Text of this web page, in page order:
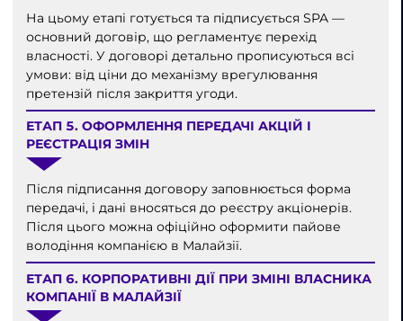
На цьому етапі готується та підписується SPA —
основний договір, що регламентує перехід
власності. У договорі детально прописуються всі
умови: від ціни до механізму врегулювання
претензій після закриття угоди.
ЕТАП 5. ОФОРМЛЕННЯ ПЕРЕДАЧІ АКЦІЙ І
РЕЄСТРАЦІЯ ЗМІН
Після підписання договору заповнюється форма
передачі, і дані вносяться до реєстру акціонерів.
Після цього можна офіційно оформити пайове
володіння компанією в Малайзії.
ЕТАП 6. КОРПОРАТИВНІ ДІЇ ПРИ ЗМІНІ ВЛАСНИКА
КОМПАНІЇ В МАЛАЙЗІЇ